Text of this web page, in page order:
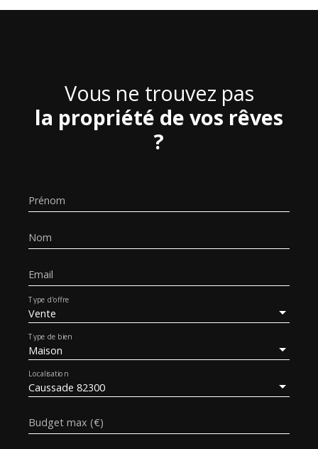
Vous ne trouvez pas
la propriété de vos rêves
?
Prénom
Nom
Email
Vente
Type d'offre
Maison
Type de bien
Caussade 82300
Localisation
Budget max (€)